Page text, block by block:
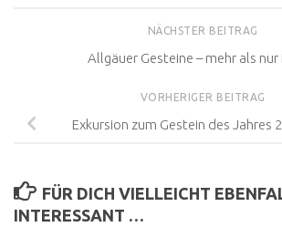
NÄCHSTER BEITRAG
Allgäuer Gesteine – mehr als nur
VORHERIGER BEITRAG
Exkursion zum Gestein des Jahres
FÜR DICH VIELLEICHT
INTERESSANT …